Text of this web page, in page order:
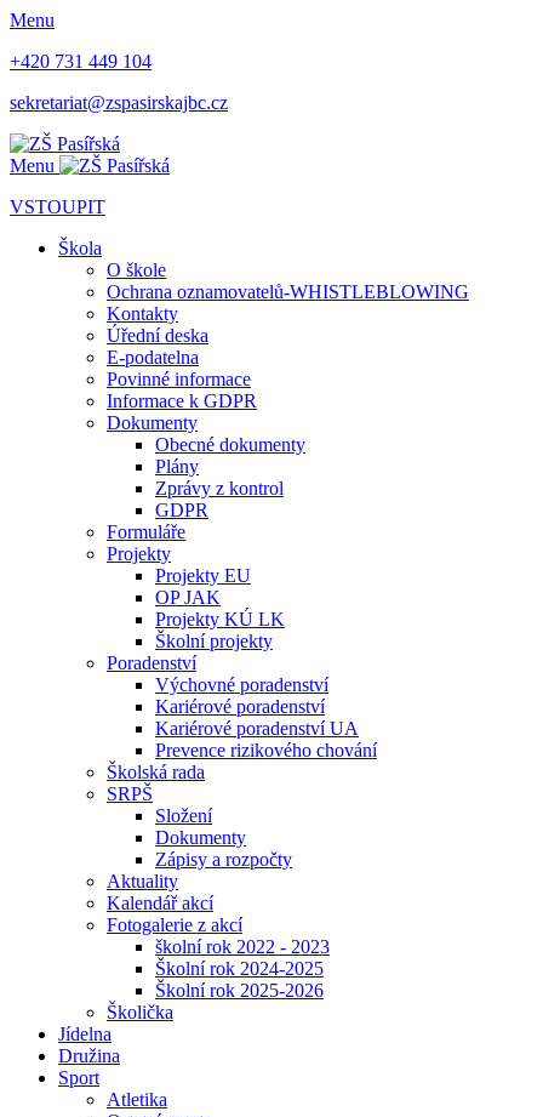
Menu
+420 731 449 104
sekretariat@zspasirskajbc.cz
Menu
VSTOUPIT
Škola
O škole
Ochrana oznamovatelů-WHISTLEBLOWING
Kontakty
Úřední deska
E-podatelna
Povinné informace
Informace k GDPR
Dokumenty
Obecné dokumenty
Plány
Zprávy z kontrol
GDPR
Formuláře
Projekty
Projekty EU
OP JAK
Projekty KÚ LK
Školní projekty
Poradenství
Výchovné poradenství
Kariérové poradenství
Kariérové poradenství UA
Prevence rizikového chování
Školská rada
SRPŠ
Složení
Dokumenty
Zápisy a rozpočty
Aktuality
Kalendář akcí
Fotogalerie z akcí
školní rok 2022 - 2023
Školní rok 2024-2025
Školní rok 2025-2026
Školička
Jídelna
Družina
Sport
Atletika